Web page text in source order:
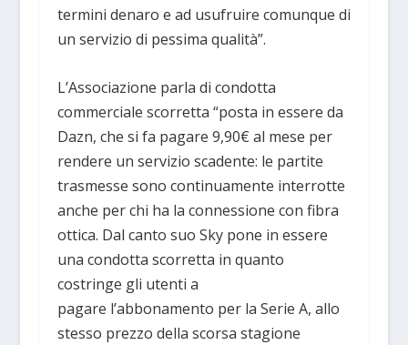
termini denaro e ad usufruire comunque di
un servizio di pessima qualità”.
L’Associazione parla di condotta
commerciale scorretta “posta in essere da
Dazn, che si fa pagare 9,90€ al mese per
rendere un servizio scadente: le partite
trasmesse sono continuamente interrotte
anche per chi ha la connessione con fibra
ottica. Dal canto suo Sky pone in essere
una condotta scorretta in quanto
costringe gli utenti a
pagare l’abbonamento per la Serie A, allo
stesso prezzo della scorsa stagione